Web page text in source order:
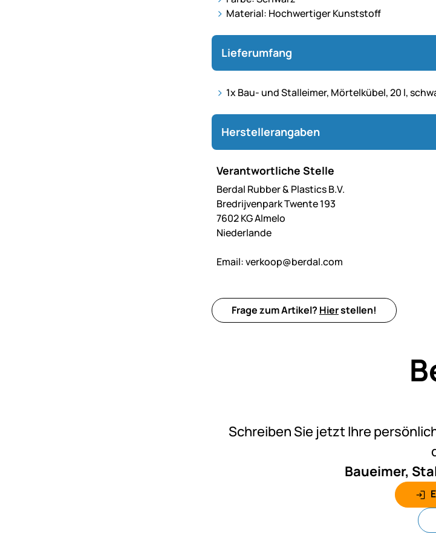
Material: Hochwertiger Kunststoff
Lieferumfang
1x Bau- und Stalleimer, Mörtelkübel, 20 l,
Herstellerangaben
Verantwortliche Stelle
Berdal Rubber & Plastics B.V.
Bredrijvenpark Twente 193
7602 KG Almelo
Niederlande
Email:verkoop@berdal.com
Frage zum Artikel? Hierstellen!
Schreiben Sie jetzt Ihre
Baueimer,